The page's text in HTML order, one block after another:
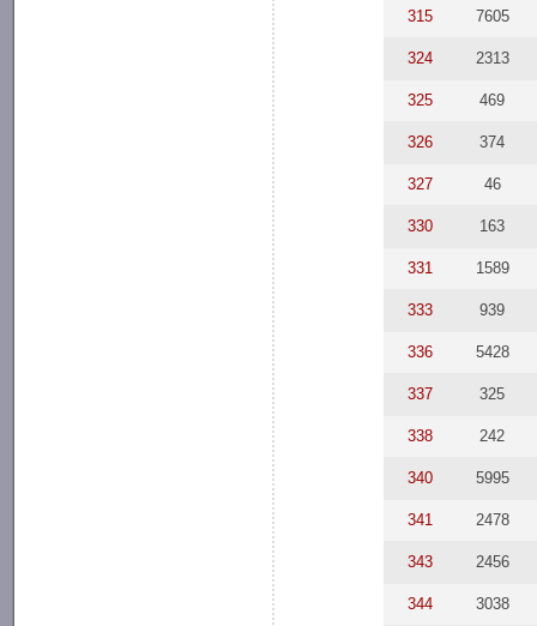
315 7605
324 2313
325 469
326 374
327 46
330 163
331 1589
333 939
336 5428
337 325
338 242
340 5995
341 2478
343 2456
344 3038